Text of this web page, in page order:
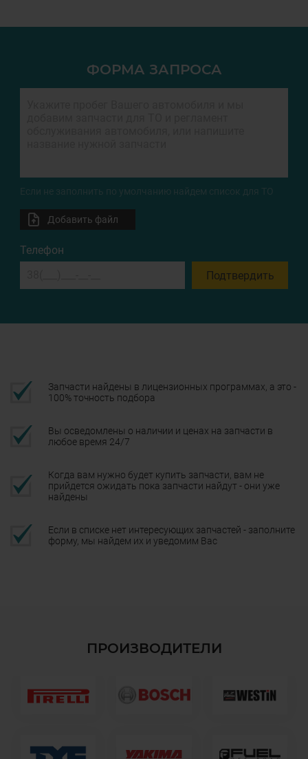
ФОРМА ЗАПРОСА
Если не заполнить по умолчанию найдем список для ТО
Добавить файл
Телефон
Подтвердить
Запчасти найдены в лицензионных программах, а это -
100% точность подбора
Вы осведомлены о наличии и ценах на запчасти в
любое время 24/7
Когда вам нужно будет купить запчасти, вам не
прийдется ожидать пока запчасти найдут - они уже
найдены
Если в списке нет интересующих запчастей - заполните
форму, мы найдем их и уведомим Вас
ПРОИЗВОДИТЕЛИ